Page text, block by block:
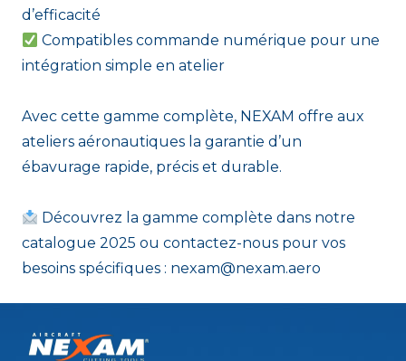
d’efficacité
Compatibles commande numérique pour une
intégration simple en atelier
Avec cette gamme complète, NEXAM offre aux
ateliers aéronautiques la garantie d’un
ébavurage rapide, précis et durable.
Découvrez la gamme complète dans notre
catalogue 2025 ou contactez-nous pour vos
besoins spécifiques : nexam@nexam.aero